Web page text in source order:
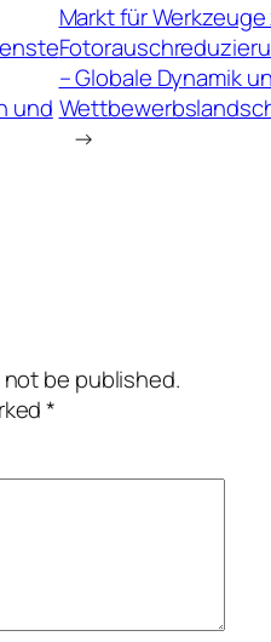
und
Markt für
– Globale Dynamik
→
not be published.
*